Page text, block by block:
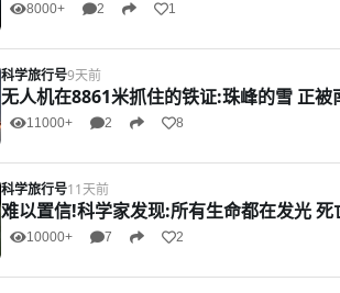
8000+ 2 1
科学旅行号9天前
无人机在8861米抓住的铁证:珠峰的雪 正被
11000+ 2 8
科学旅行号11天前
难以置信!科学家发现:所有生命都在发光 死
10000+ 7 2